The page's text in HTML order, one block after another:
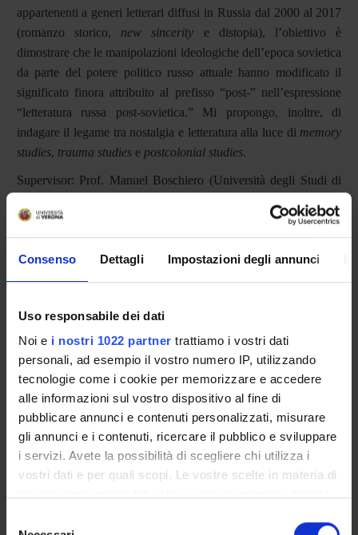
Consenso Dettagli Impostazioni degli annunci
Uso responsabile dei dati
Noi e i nostri 1022 partner trattiamo i vostri dati
personali, ad esempio il vostro numero IP, utilizzando
tecnologie come i cookie per memorizzare e accedere
alle informazioni sul vostro dispositivo al fine di
pubblicare annunci e contenuti personalizzati, misurare
gli annunci e i contenuti, ricercare il pubblico e sviluppare
i servizi. Avete la possibilità di scegliere chi utilizza i
vostri dati e per quali scopi. Le vostre scelte in materia di
appartenenti a generi letterari diffusi in Russia dal 2000 al 2017
(romanzo storico, new sincerity e distopia), l’obiettivo è
dimostrare che le manipolazioni ideologiche dell’epoca sovietica
da parte del potere politico russo attuale hanno modificato il
significato finora attribuito al prefisso “post-” nell’espressione
“letteratura russa post-sovietica.” Mi propongo, inoltre, di
indagare il legame tra nostalgia e letteratura alla luce di memory
studies, trauma studiese postcolonial studies.
Supervisor: Prof. Manuel Boschiero (Università degli Studi di
University, Bratislava)
PRESENTAZIONE
DIDATTICA 0
TERZA MISSIONE
RICERCA
PROGETTI
INCARICHI